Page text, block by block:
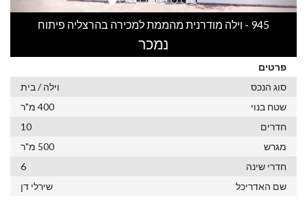
945 - וילה מודרנית מהממת למכירה בהרצליה פיתוח
נמכר
פרטים
סוג הנכס
וילה / בית
שטח בנוי
400 מ"ר
חדרים
10
מגרש
500 מ"ר
חדרי שינה
6
שם האדריכל
שירלי דן